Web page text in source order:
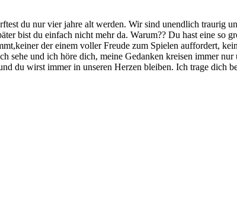
du nur vier jahre alt werden. Wir sind unendlich traurig
bist du einfach nicht mehr da. Warum?? Du hast eine so
der einem voller Freude zum Spielen auffordert,
sehe und ich höre dich, meine Gedanken kreisen immer
du wirst immer in unseren Herzen bleiben. Ich trage